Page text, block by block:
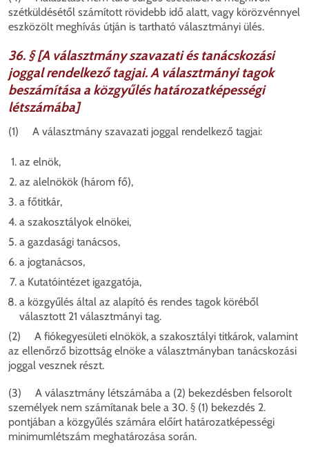
szétküldésétől számított rövidebb idő alatt, vagy körözvénnyel
eszközölt meghívás útján is tartható választmányi ülés.
36. § [A választmány szavazati és tanácskozási
joggal rendelkező tagjai. A választmányi tagok
beszámítása a közgyűlés határozatképességi
létszámába]
(1) A választmány szavazati joggal rendelkező tagjai:
az elnök,
az alelnökök (három fő),
a főtitkár,
a szakosztályok elnökei,
a gazdasági tanácsos,
a jogtanácsos,
a Kutatóintézet igazgatója,
a közgyűlés által az alapító és rendes tagok köréből
választott 21 választmányi tag.
(2) A fiókegyesületi elnökök, a szakosztályi titkárok, valamint
az ellenőrző bizottság elnöke a választmányban tanácskozási
joggal vesznek részt.
(3) A választmány létszámába a (2) bekezdésben felsorolt
személyek nem számítanak bele a 30. § (1) bekezdés 2.
pontjában a közgyűlés számára előírt határozatképességi
minimumlétszám meghatározása során.